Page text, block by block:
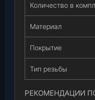
Количество в
Материал
Покрытие
Тип резьбы
РЕКОМЕНДАЦИИ